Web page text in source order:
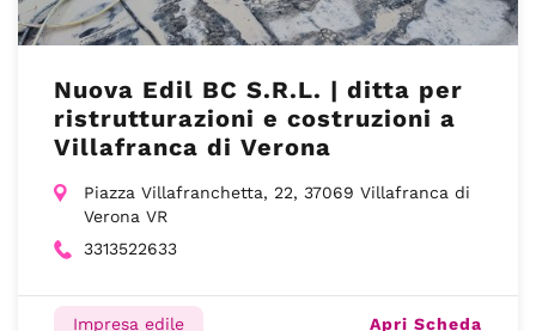
Nuova Edil BC S.R.L. | ditta per
ristrutturazioni e costruzioni a
Villafranca di Verona
Piazza Villafranchetta, 22, 37069 Villafranca di
Verona VR
3313522633
Impresa edile Apri Scheda